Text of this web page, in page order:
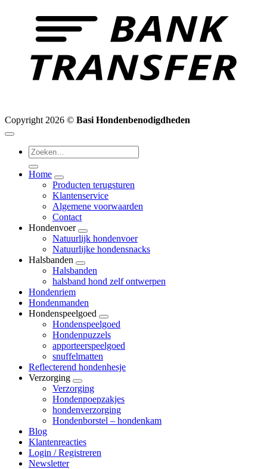
Copyright 2026 © Basi Hondenbenodigdheden
Zoeken
naar:
Home
Producten terugsturen
Klantenservice
Algemene voorwaarden
Contact
Hondenvoer
Natuurlijk hondenvoer
Natuurlijke hondensnacks
Halsbanden
Halsbanden
halsband hond zelf ontwerpen
Hondenriem
Hondenmanden
Hondenspeelgoed
Hondenspeelgoed
Hondenpuzzels
apporteerspeelgoed
snuffelmatten
Reflecterend hondenhesje
Verzorging
Verzorging
Hondenpoepzakjes
hondenverzorging
Hondenborstel – hondenkam
Blog
Klantenreacties
Login / Registreren
Newsletter